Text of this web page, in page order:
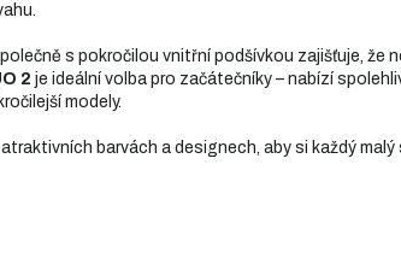
s pokročilou vnitřní podšívkou zajišťuje, že
2 je ideální volba pro začátečníky – nabízí
modely.
barvách a designech, aby si každý